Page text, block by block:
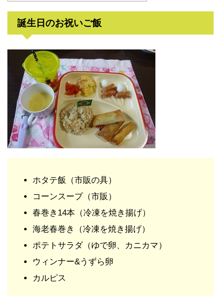
誕生日のお祝いご飯
ホタテ飯（市販の具）
コーンスープ（市販）
春巻き14本（冷凍を焼き揚げ）
海老春巻き（冷凍を焼き揚げ）
ポテトサラダ（ゆで卵、カニカマ）
ウィンナー&うずら卵
カルピス